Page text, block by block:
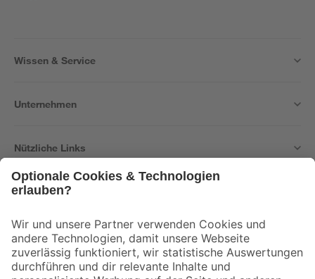
Wissen & Service
Unternehmen
Nützliche Links
Der toom Newsletter: Keine Angebote und Aktionen mehr verpassen!
Zur Newsletter Anmeldung